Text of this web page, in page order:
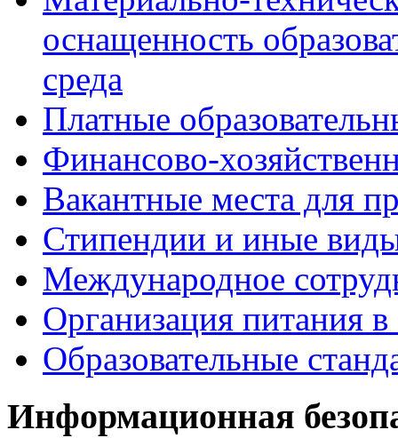
оснащенность
среда
Платные
Финансово-
Вакантные места для
Стипендии и иные
Международное
Организация питания в
Образовательные
Информационная